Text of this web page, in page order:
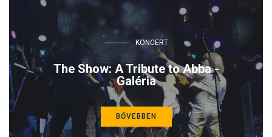
KONCERT
The Show: A Tribute to Abba -
Galéria
BŐVEBBEN